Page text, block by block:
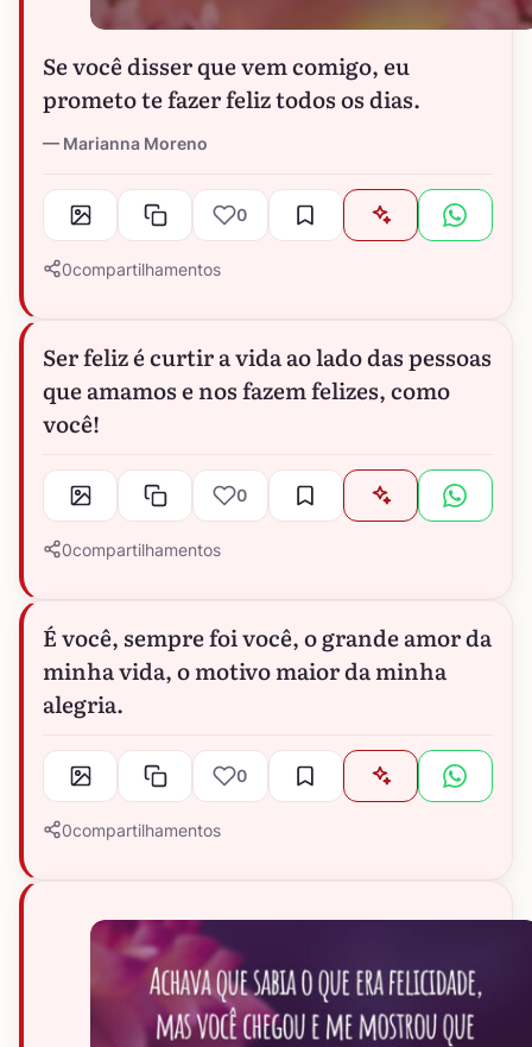
Se você disser que vem comigo, eu
prometo te fazer feliz todos os dias.
Marianna Moreno
0
0compartilhamentos
Ser feliz é curtir a vida ao lado das pessoas
que amamos e nos fazem felizes, como
você!
0
0compartilhamentos
É você, sempre foi você, o grande amor da
minha vida, o motivo maior da minha
alegria.
0
0compartilhamentos